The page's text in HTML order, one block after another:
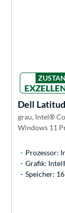
Dell
grau, Intel®
Windows 11
Prozessor:
Grafik:
Speicher: